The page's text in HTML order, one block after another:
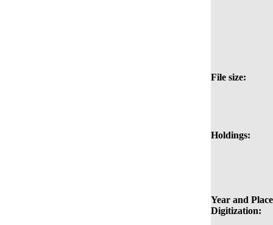
File size:
Holdings:
Year and
Digitization: